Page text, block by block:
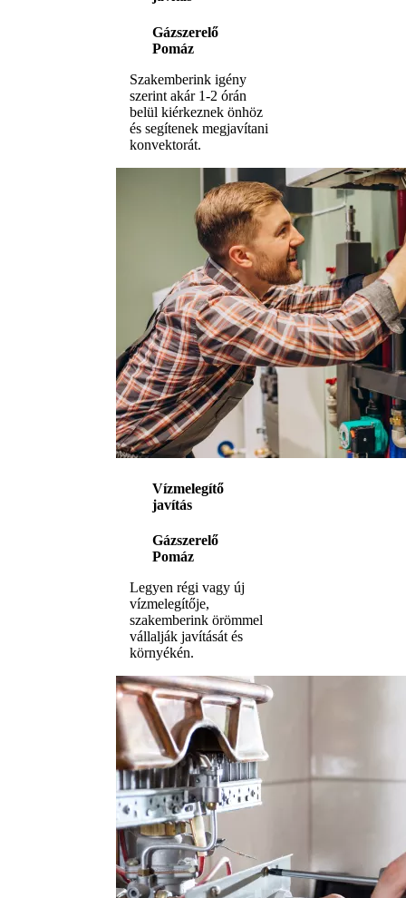
Gázszerelő
Pomáz
Szakemberink igény
szerint akár 1-2 órán
belül kiérkeznek önhöz
és segítenek megjavítani
konvektorát.
Vízmelegítő
javítás
Gázszerelő
Pomáz
Legyen régi vagy új
vízmelegítője,
szakemberink örömmel
vállalják javítását és
környékén.